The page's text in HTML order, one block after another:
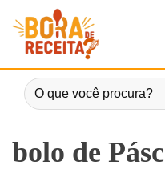
bolo de